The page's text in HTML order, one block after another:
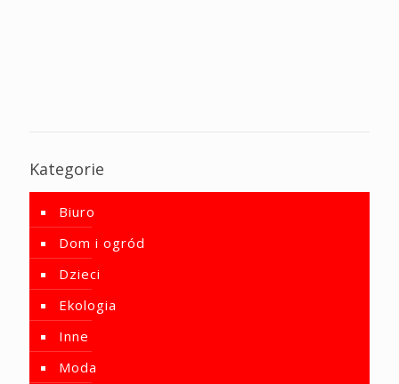
Kategorie
Biuro
Dom i ogród
Dzieci
Ekologia
Inne
Moda